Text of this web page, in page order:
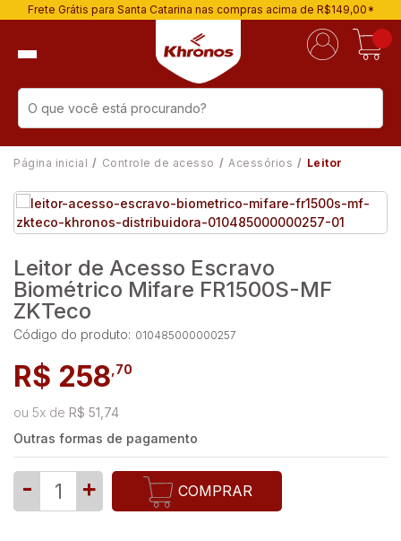
Frete Grátis para Santa Catarina nas compras acima de R$149,00*
Página inicial Controle de acesso Acessórios Leitor
Leitor de Acesso Escravo
Biométrico Mifare FR1500S-MF
ZKTeco
Código do produto: 010485000000257
R$ 258 ,70
ou 5x de R$ 51,74
Outras formas de pagamento
- + COMPRAR